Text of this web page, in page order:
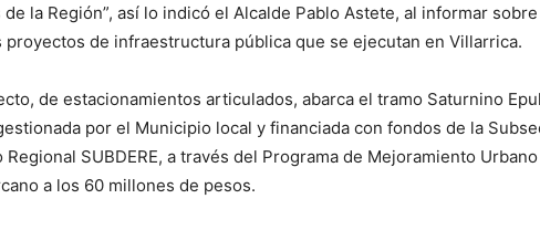
la Región”, así lo indicó el Alcalde Pablo Astete, al informar
de infraestructura pública que se ejecutan en Villarrica.
de estacionamientos articulados, abarca el tramo Saturnino
por el Municipio local y financiada con fondos de la
Regional SUBDERE, a través del Programa de Mejoramiento
a los 60 millones de pesos.